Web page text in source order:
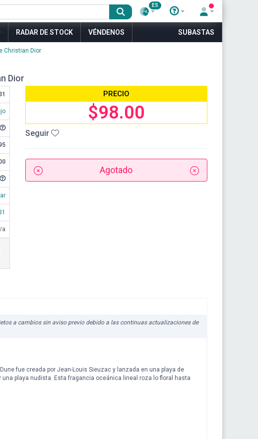
ES
RADAR DE STOCK VÉNDENOS SUBASTAS
Christian Dior
Dior
a
PRECIO
$98.00
Seguir
Agotado
a cambios sin aviso previo debido a las continuas actualizaciones de
fue creada por Jean-Louis Sieuzac y lanzada en una playa de
playa nudista. Esta fragancia oceánica lineal roza lo floral hasta